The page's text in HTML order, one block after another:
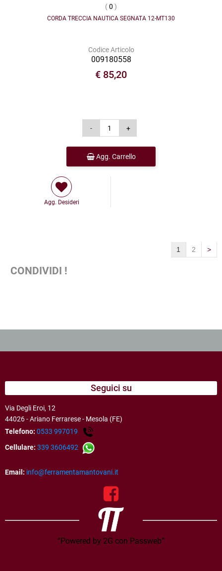
(0 )
CORDA TRECCIA NAUTICA SEGNATA 12-MT130
Codice Articolo
009180558
€ 85,20
Agg. Carrello
Agg. Desideri
1 2 >
CONDIVIDI !
Seguici su
Via Degli Eroi, 12
44026 - Ariano Ferrarese - Mesola (FE)
Telefono: 0533 997019
Cellulare: 339 3606492
Email: info@ferramentamantovani.it
“Powered by 2G con Passweb”